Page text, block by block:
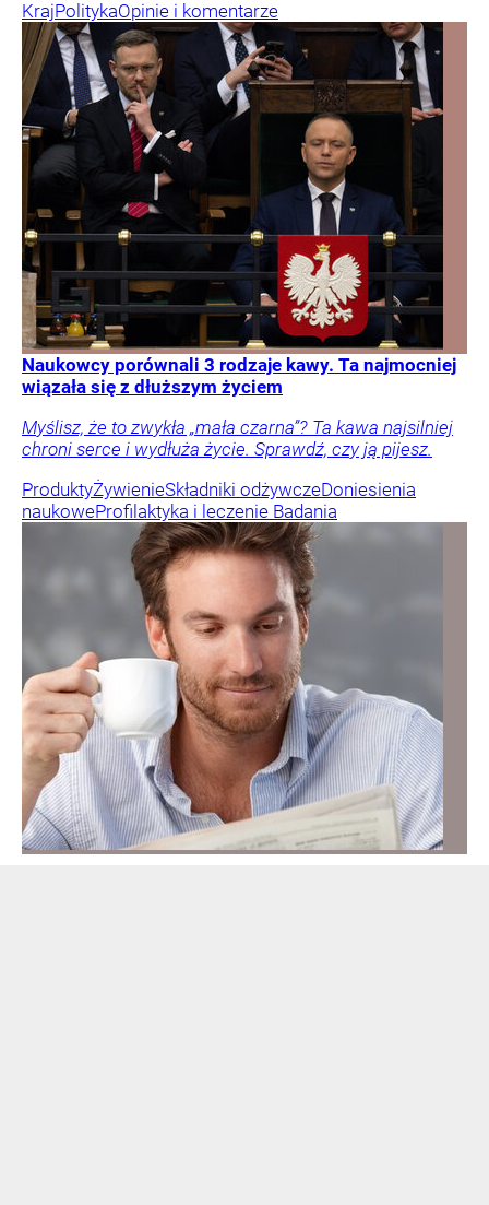
KrajPolitykaOpinie i komentarze
Naukowcy porównali 3 rodzaje kawy. Ta najmocniej
wiązała się z dłuższym życiem
Myślisz, że to zwykła „mała czarna”? Ta kawa najsilniej
chroni serce i wydłuża życie. Sprawdź, czy ją pijesz.
ProduktyŻywienieSkładniki odżywczeDoniesienia
naukoweProfilaktyka i leczenie Badania